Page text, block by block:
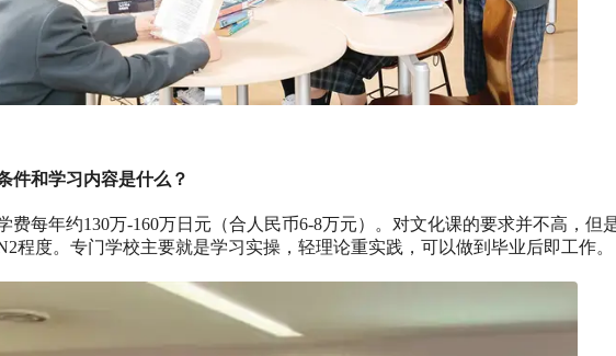
件和学习内容是什么？
费每年约130万-160万日元（合人民币6-8万元）。对文化课的要求并不高，但
程度。专门学校主要就是学习实操，轻理论重实践，可以做到毕业后即工作。